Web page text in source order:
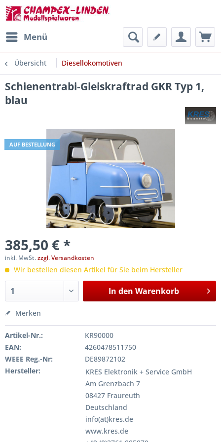
Menü
Übersicht Diesellokomotiven
Schienentrabi-Gleiskraftrad GKR Typ 1,
blau
AUF BESTELLUNG
385,50 € *
inkl. MwSt.zzgl. Versandkosten
Wir bestellen diesen Artikel für Sie beim Hersteller
In den Warenkorb
Merken
Artikel-Nr.:
KR90000
EAN:
4260478511750
WEEE Reg.-Nr:
DE89872102
Hersteller:
KRES Elektronik + Service GmbH
Am Grenzbach 7
08427 Fraureuth
Deutschland
info(at)kres.de
www.kres.de